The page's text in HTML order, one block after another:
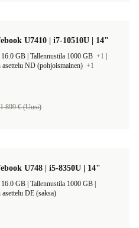
U7410 | i7-10510U | 14"
Tallennustila 1000 GB +1
asettelu ND (pohjoismainen) +1
1 899 € (Uusi)
U748 | i5-8350U | 14"
DE (saksa)